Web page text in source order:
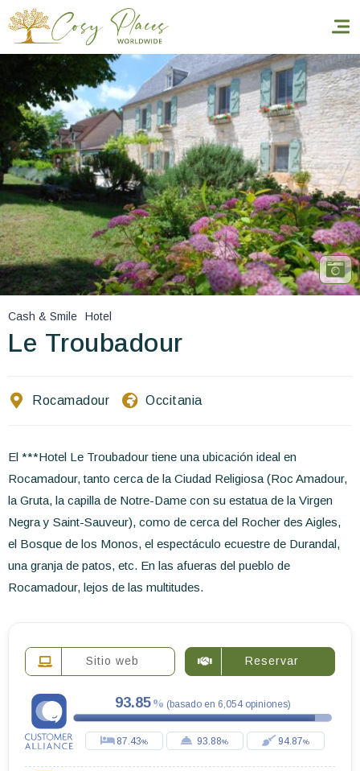
Inicio
Reservar una estancia
Nuestra colección mundial
World’s Best Hotels
Hacer que viajes
Estancia temática
Cash & Smile Hotel
Le Troubadour
Rocamadour Occitania
El ***Hotel Le Troubadour tiene una ubicación ideal en
Rocamadour, tanto cerca de la Ciudad Religiosa (Roc Amadour,
la Gruta, la capilla de Notre-Dame con su estatua de la Virgen
Negra y Saint-Sauveur), como de cerca del Rocher des Aigles,
el Bosque de los Monos, el espectáculo ecuestre de Durandal,
una granja de patos, etc. En las afueras del pueblo de
Rocamadour, lejos de las multitudes.
Sitio web Reservar
93.85 (basado en 6,054 opiniones)
87.43 93.88 94.87